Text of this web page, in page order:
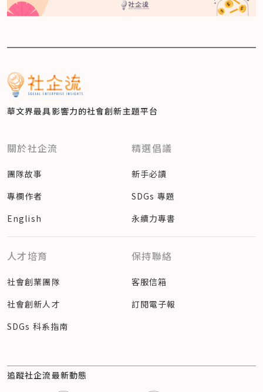
華文界最具影響力的社會創新主題平台
關於社企流
團隊故事
專欄作者
English
精選倡議
新手必讀
SDGs 專題
永續力專書
人才培育
社會創業團隊
社會創新人才
SDGs 科系指南
保持聯絡
客服信箱
訂閱電子報
追蹤社企流最新動態